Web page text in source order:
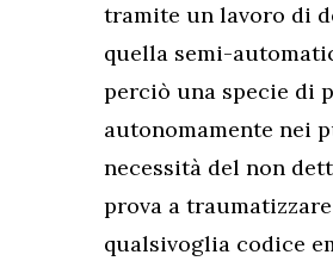
tramite un lavoro di
quella semi-
perciò una specie di
autonomamente nei
necessità del non
prova a
qualsivoglia codice